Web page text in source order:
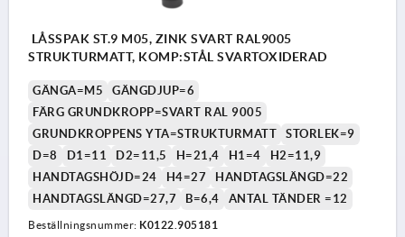
LÅSSPAK ST.9 M05, ZINK SVART RAL9005
STRUKTURMATT, KOMP:STÅL SVARTOXIDERAD
GÄNGA=M5
GÄNGDJUP=6
FÄRG GRUNDKROPP=SVART RAL 9005
GRUNDKROPPENS YTA=STRUKTURMATT
STORLEK=9
D=8
D1=11 D2=11,5 H=21,4 H1=4
H2=11,9
HANDTAGSHÖJD=24
H4=27
HANDTAGSLÄNGD=22
HANDTAGSLÄNGD=27,7
B=6,4 ANTAL TÄNDER =12
Beställningsnummer: K0122.905181